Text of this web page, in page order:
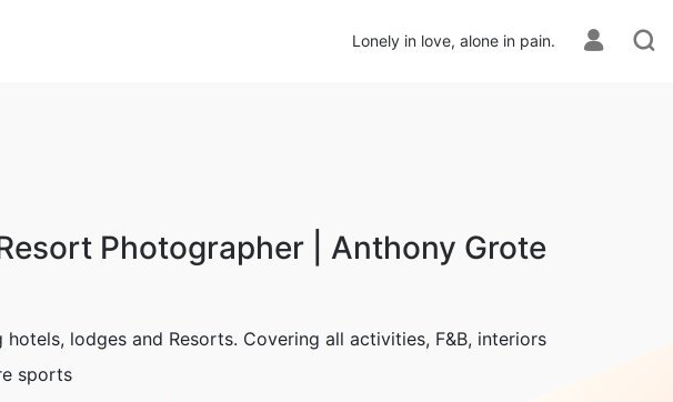
Lonely in love, alone in pain.
Photographer | Anthony Grote
lodges and Resorts. Covering all activities, F&B, interiors
sports